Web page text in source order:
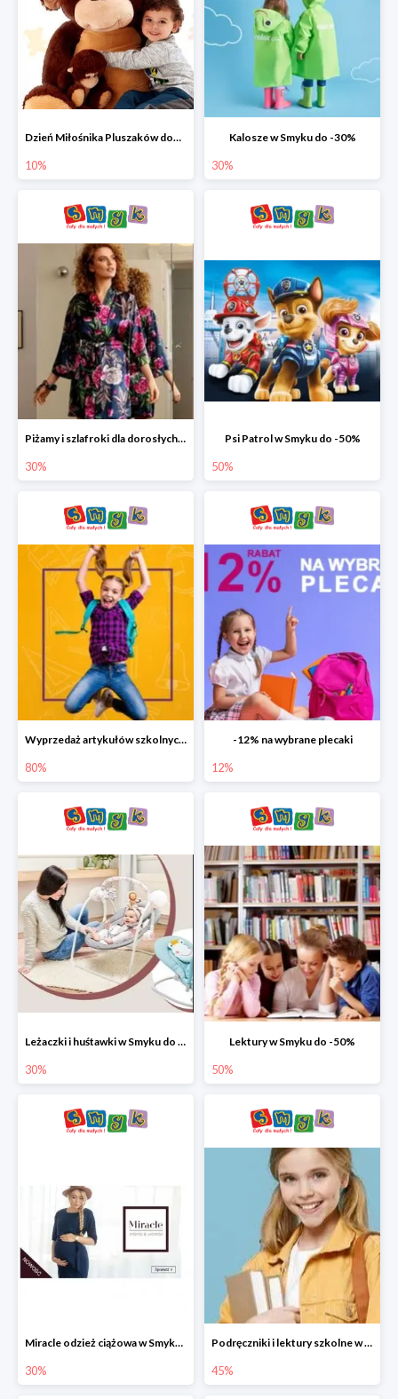
Dzień Miłośnika Pluszaków dodatkowy rabat -10%
10%
Kalosze w Smyku do -30%
30%
Piżamy i szlafroki dla dorosłych w Smyku do -30%
30%
Psi Patrol w Smyku do -50%
50%
Wyprzedaż artykułów szkolnych w Smyku do -80%
80%
-12% na wybrane plecaki
12%
Leżaczki i huśtawki w Smyku do -30%
30%
Lektury w Smyku do -50%
50%
Miracle odzież ciążowa w Smyku co -30%
30%
Podręczniki i lektury szkolne w Smyku do -45%
45%